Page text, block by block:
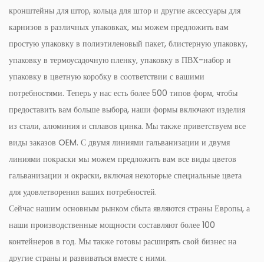
кронштейны для штор, кольца для штор и другие аксессуары для
карнизов в различных упаковках, мы можем предложить вам
простую упаковку в полиэтиленовый пакет, блистерную упаковку,
упаковку в термоусадочную пленку, упаковку в ПВХ-набор и
упаковку в цветную коробку в соответствии с вашими
потребностями. Теперь у нас есть более 500 типов форм, чтобы
предоставить вам больше выбора, наши формы включают изделия
из стали, алюминия и сплавов цинка. Мы также приветствуем все
виды заказов OEM. С двумя линиями гальванизации и двумя
линиями покраски мы можем предложить вам все виды цветов
гальванизации и окраски, включая некоторые специальные цвета
для удовлетворения ваших потребностей.
Сейчас нашим основным рынком сбыта являются страны Европы, а
наши производственные мощности составляют более 100
контейнеров в год. Мы также готовы расширять свой бизнес на
другие страны и развиваться вместе с ними.